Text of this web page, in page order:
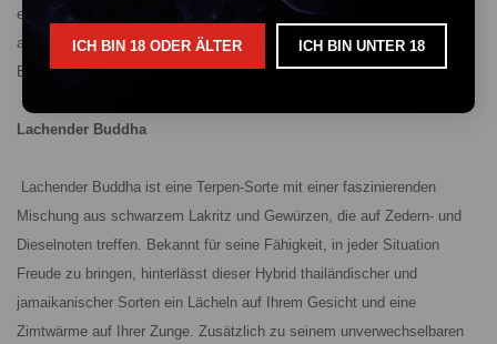
ICH BIN 18 ODER ÄLTER ICH BIN UNTER 18
erstklassigem Hanf extrahiert, der im Moment des maximalen
aromatischen Ausdrucks geerntet wurde. Leichte Abweichungen von
Ernte zu Ernte sind typisch für ein Naturprodukt.
Lachender Buddha
Lachender Buddha ist eine Terpen-Sorte mit einer faszinierenden
Mischung aus schwarzem Lakritz und Gewürzen, die auf Zedern- und
Dieselnoten treffen. Bekannt für seine Fähigkeit, in jeder Situation
Freude zu bringen, hinterlässt dieser Hybrid thailändischer und
jamaikanischer Sorten ein Lächeln auf Ihrem Gesicht und eine
Zimtwärme auf Ihrer Zunge. Zusätzlich zu seinem unverwechselbaren